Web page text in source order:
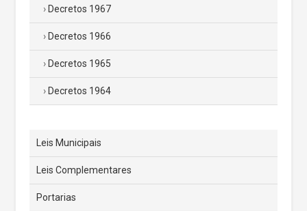
Decretos 1967
Decretos 1966
Decretos 1965
Decretos 1964
Leis Municipais
Leis Complementares
Portarias